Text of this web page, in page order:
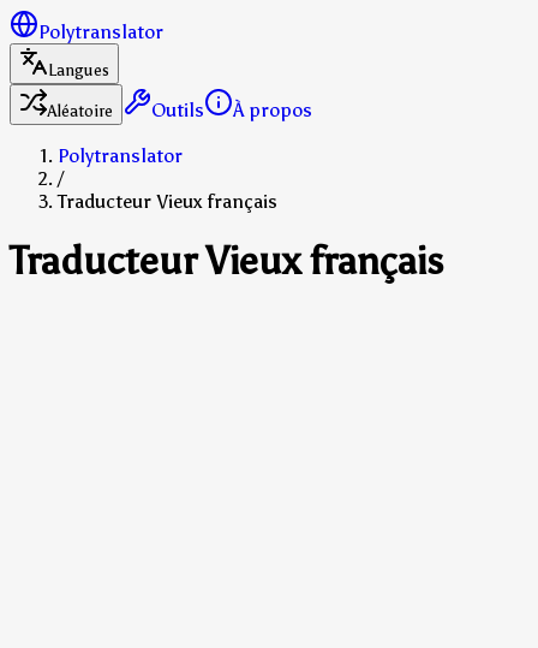
Polytranslator
Langues
Aléatoire
Outils
À propos
Polytranslator
/
Traducteur Vieux français
Traducteur Vieux français